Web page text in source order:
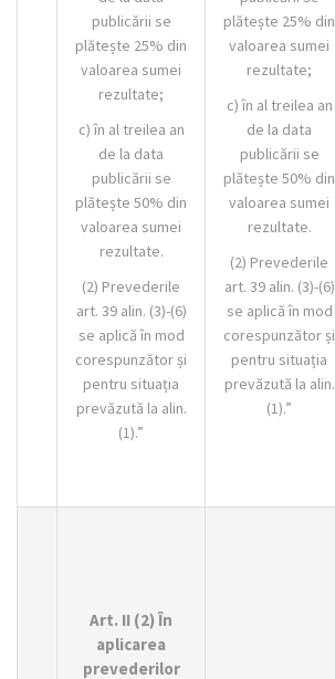
publicării se
plătește 25% din
valoarea sumei
rezultate;
c) în al treilea an
de la data
publicării se
plătește 50% din
valoarea sumei
rezultate.
(2) Prevederile
art. 39 alin. (3)-(6)
se aplică în mod
corespunzător și
pentru situația
prevăzută la alin.
(1).”
plătește 25% din
valoarea sumei
rezultate;
c) în al treilea an
de la data
publicării se
plătește 50% din
valoarea sumei
rezultate.
(2) Prevederile
art. 39 alin. (3)-(6)
se aplică în mod
corespunzător și
pentru situația
prevăzută la alin.
(1).”
Art. II (2) În
aplicarea
prevederilor